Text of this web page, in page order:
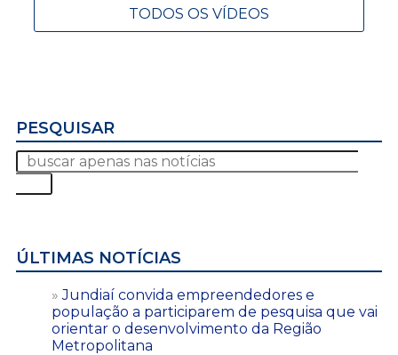
TODOS OS VÍDEOS
PESQUISAR
ÚLTIMAS NOTÍCIAS
Jundiaí convida empreendedores e
população a participarem de pesquisa que vai
orientar o desenvolvimento da Região
Metropolitana